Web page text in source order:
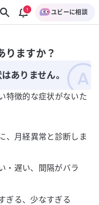
ユビーに相談
りますか？
ありません。
特徴的な症状がないた
、月経異常と診断しま
・遅い、間隔がバラ
ぎる、少なすぎる